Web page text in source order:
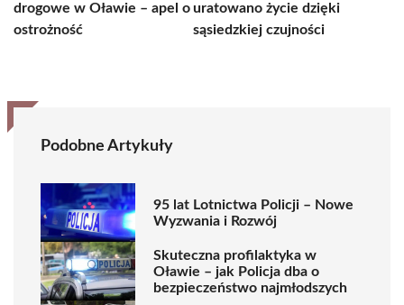
drogowe w Oławie – apel o
ostrożność
uratowano życie dzięki
sąsiedzkiej czujności
Podobne Artykuły
95 lat Lotnictwa Policji – Nowe
Wyzwania i Rozwój
Skuteczna profilaktyka w
Oławie – jak Policja dba o
bezpieczeństwo najmłodszych